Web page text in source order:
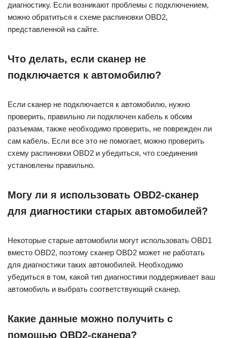
диагностику. Если возникают проблемы с подключением,
можно обратиться к схеме распиновки OBD2,
представленной на сайте.
Что делать, если сканер не
подключается к автомобилю?
Если сканер не подключается к автомобилю, нужно
проверить, правильно ли подключен кабель к обоим
разъемам, также необходимо проверить, не поврежден ли
сам кабель. Если все это не помогает, можно проверить
схему распиновки OBD2 и убедиться, что соединения
установлены правильно.
Могу ли я использовать OBD2-сканер
для диагностики старых автомобилей?
Некоторые старые автомобили могут использовать OBD1
вместо OBD2, поэтому сканер OBD2 может не работать
для диагностики таких автомобилей. Необходимо
убедиться в том, какой тип диагностики поддерживает ваш
автомобиль и выбрать соответствующий сканер.
Какие данные можно получить с
помощью OBD2-сканера?